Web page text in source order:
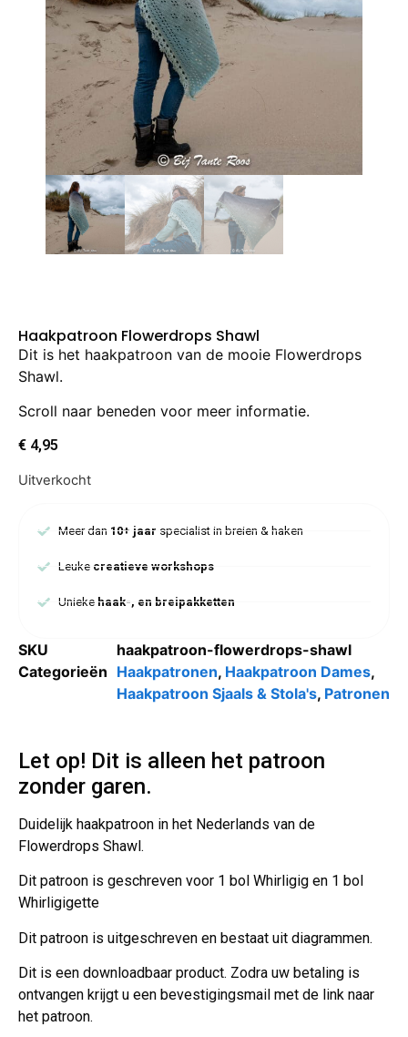
Haakpatroon Flowerdrops Shawl
Dit is het haakpatroon van de mooie Flowerdrops
Shawl.
Scroll naar beneden voor meer informatie.
€ 4,95
Uitverkocht
Meer dan 10+ jaar specialist in breien & haken
Leuke creatieve workshops
Uniekehaak-, en breipakketten
SKU
haakpatroon-flowerdrops-shawl
Categorieën Haakpatronen, Haakpatroon Dames,
Haakpatroon Sjaals & Stola's, Patronen
Let op! Dit is alleen het patroon
zonder garen.
Duidelijk haakpatroon in het Nederlands van de
Flowerdrops Shawl.
Dit patroon is geschreven voor 1 bol Whirligig en 1 bol
Whirligigette
Dit patroon is uitgeschreven en bestaat uit diagrammen.
Dit is een downloadbaar product. Zodra uw betaling is
ontvangen krijgt u een bevestigingsmail met de link naar
het patroon.